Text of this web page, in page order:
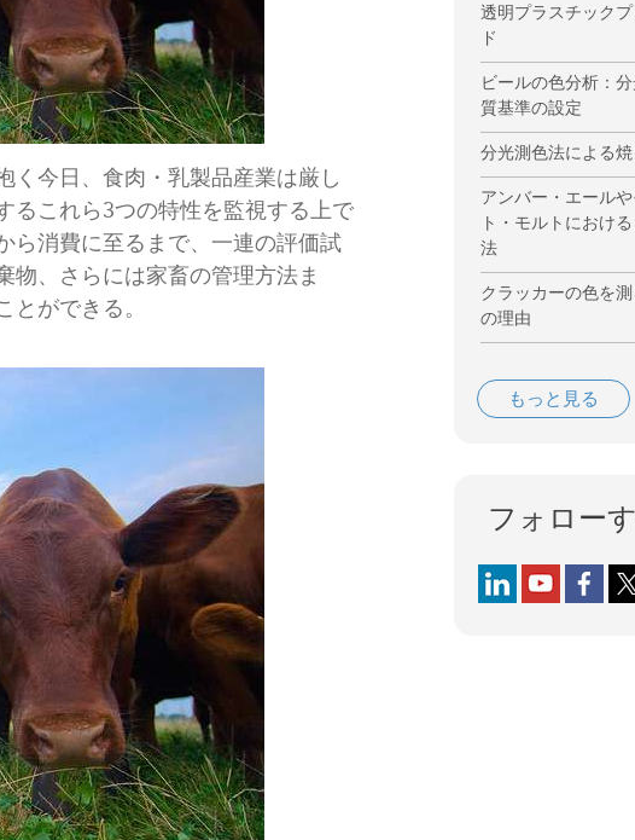
く今日、食肉・乳製品産業は厳し
るこれら3つの特性を監視する上で
ら消費に至るまで、一連の評価試
物、さらには家畜の管理方法ま
ができる。
透明プラスチック
ド
ビールの色分析：
質基準の設定
分光測色法による
アンバー・エール
ト・モルトにおけ
法
クラッカーの色を
の理由
もっと見る
フォロー
Follow us on
Follow us on
Follow